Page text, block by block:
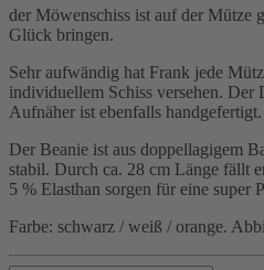
der Möwenschiss ist auf der Mütze
Glück bringen.
Sehr aufwändig hat Frank jede
individuellem Schiss versehen.
Aufnäher ist ebenfalls handgefertigt.
Der Beanie ist aus doppellagigem
stabil. Durch ca. 28 cm Länge fällt
5 % Elasthan sorgen für eine super
Farbe: schwarz / weiß / orange.